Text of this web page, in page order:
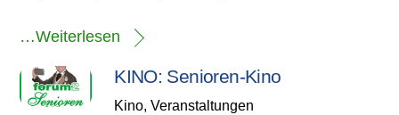
…Weiterlesen
KINO: Senioren-Kino
Kino,Veranstaltungen